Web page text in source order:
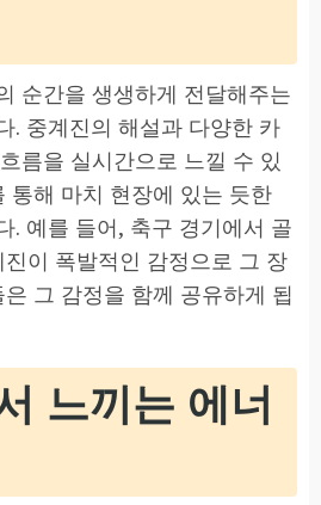
순간을 생생하게 전달해주는
. 중계진의 해설과 다양한 카
름을 실시간으로 느낄 수 있
통해 마치 현장에 있는 듯한
. 예를 들어, 축구 경기에서 골
이 폭발적인 감정으로 그 장
그 감정을 함께 공유하게 됩
느끼는 에너